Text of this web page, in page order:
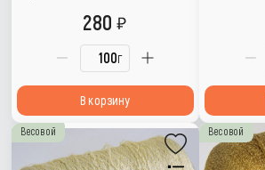
г
280
В корзину
Весовой Весовой